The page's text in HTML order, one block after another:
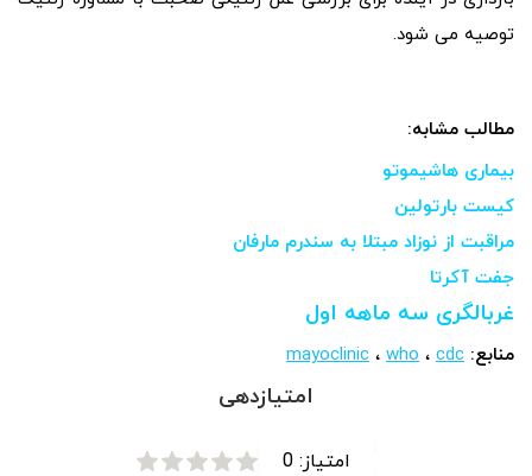
توصیه می شود.
مطالب مشابه:
بیماری هاشیموتو
کیست بارتولین
مراقبت از نوزاد مبتلا به سندرم مارفان
جفت آکرتا
غربالگری سه ماهه اول
منابع: mayoclinic ، who ، cdc
امتیازدهی
امتیاز: 0